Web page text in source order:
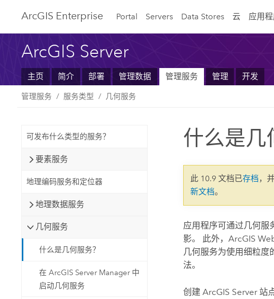
ArcGIS Enterprise Portal Servers Data Stores 云 应用
ArcGIS Server
主页 简介 部署 管理数据 管理服务 管理 开发
管理服务 服务类型 几何服务
可发布什么类型的服务？
要素服务
地理编码服务和定位器
地理数据服务
几何服务
什么是几何服务？
在 ArcGIS Server Manager 中
启动几何服务
什么是几
此 10.9 文档已存档，
新文档。
应用程序可通过几何服
影。 此外，ArcGIS
几何服务为使用细粒
法。
创建ArcGIS Server 站